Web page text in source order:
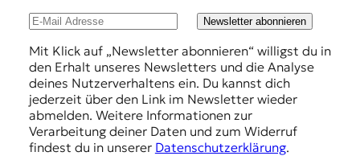
Newsletter abonnieren
Mit Klick auf „Newsletter abonnieren“ willigst du in
den Erhalt unseres Newsletters und die Analyse
deines Nutzerverhaltens ein. Du kannst dich
jederzeit über den Link im Newsletter wieder
abmelden. Weitere Informationen zur
Verarbeitung deiner Daten und zum Widerruf
findest du in unserer Datenschutzerklärung.